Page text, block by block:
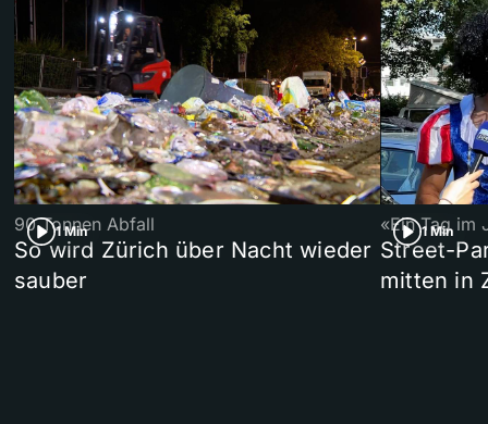
1 Min
90 Tonnen Abfall
So wird Zürich über Nacht wieder
sauber
1 Min
«Ein Tag im
Street-
mitten in